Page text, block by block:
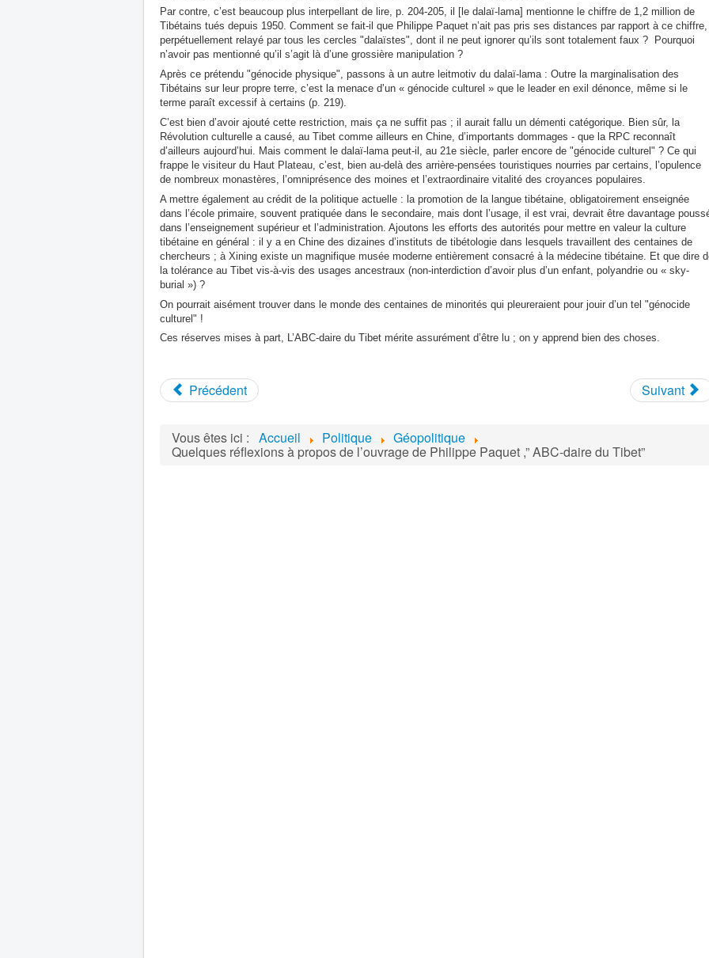
Par contre, c’est beaucoup plus interpellant de lire, p. 204-205, il [le dalaï-lama] mentionne le chiffre de 1,2 million de
Tibétains tués depuis 1950. Comment se fait-il que Philippe Paquet n’ait pas pris ses distances par rapport à ce chiffre,
perpétuellement relayé par tous les cercles "dalaïstes", dont il ne peut ignorer qu’ils sont totalement faux ? Pourquoi
n’avoir pas mentionné qu’il s’agit là d’une grossière manipulation ?
Après ce prétendu "génocide physique", passons à un autre leitmotiv du dalaï-lama : Outre la marginalisation des
Tibétains sur leur propre terre, c’est la menace d’un « génocide culturel » que le leader en exil dénonce, même si le
terme paraît excessif à certains (p. 219).
C’est bien d’avoir ajouté cette restriction, mais ça ne suffit pas ; il aurait fallu un démenti catégorique. Bien sûr, la
Révolution culturelle a causé, au Tibet comme ailleurs en Chine, d’importants dommages - que la RPC reconnaît
d’ailleurs aujourd’hui. Mais comment le dalaï-lama peut-il, au 21e siècle, parler encore de "génocide culturel" ? Ce qui
frappe le visiteur du Haut Plateau, c’est, bien au-delà des arrière-pensées touristiques nourries par certains, l’opulence
de nombreux monastères, l’omniprésence des moines et l’extraordinaire vitalité des croyances populaires.
A mettre également au crédit de la politique actuelle : la promotion de la langue tibétaine, obligatoirement enseignée
dans l’école primaire, souvent pratiquée dans le secondaire, mais dont l’usage, il est vrai, devrait être davantage
dans l’enseignement supérieur et l’administration. Ajoutons les efforts des autorités pour mettre en valeur la culture
tibétaine en général : il y a en Chine des dizaines d’instituts de tibétologie dans lesquels travaillent des centaines de
chercheurs ; à Xining existe un magnifique musée moderne entièrement consacré à la médecine tibétaine. Et que dire
la tolérance au Tibet vis-à-vis des usages ancestraux (non-interdiction d’avoir plus d’un enfant, polyandrie ou « sky-
burial ») ?
On pourrait aisément trouver dans le monde des centaines de minorités qui pleureraient pour jouir d’un tel "génocide
culturel" !
Ces réserves mises à part, L’ABC-daire du Tibet mérite assurément d’être lu ; on y apprend bien des choses.
Précédent Suivant
Vous êtes ici : Accueil Politique Géopolitique
Quelques réflexions à propos de l’ouvrage de Philippe Paquet ,” ABC-daire du Tibet”